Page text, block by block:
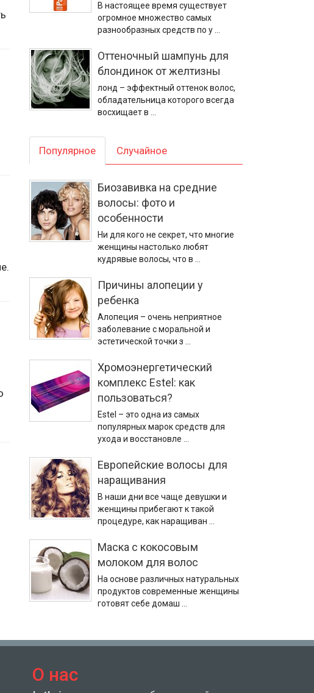
В настоящее время существует
огромное множество самых
разнообразных средств по у …
Оттеночный шампунь для
блондинок от желтизны
лонд – эффектный оттенок волос,
обладательница которого всегда
восхищает в …
Популярное Случайное
Биозавивка на средние
волосы: фото и
особенности
Ни для кого не секрет, что многие
женщины настолько любят
кудрявые волосы, что в …
Причины алопеции у
ребенка
Алопеция – очень неприятное
заболевание с моральной и
эстетической точки з …
Хромоэнергетический
комплекс Estel: как
пользоваться?
Estel – это одна из самых
популярных марок средств для
ухода и восстановле …
Европейские волосы для
наращивания
В наши дни все чаще девушки и
женщины прибегают к такой
процедуре, как наращиван …
Маска с кокосовым
молоком для волос
На основе различных натуральных
продуктов современные женщины
готовят себе домаш …
О нас